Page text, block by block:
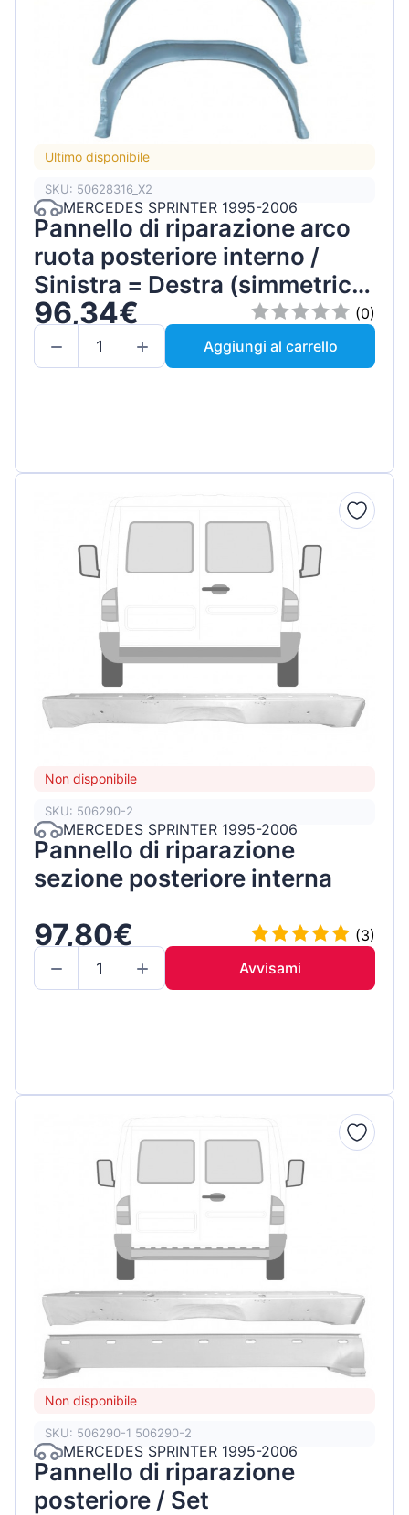
Ultimo disponibile
SKU: 50628316_X2
MERCEDES SPRINTER 1995-2006
Pannello di riparazione arco
ruota posteriore interno /
Sinistra = Destra (simmetrico)
/ Set
96,34€
(0)
Aggiungi al carrello
Non disponibile
SKU: 506290-2
MERCEDES SPRINTER 1995-2006
Pannello di riparazione
sezione posteriore interna
97,80€
(3)
Avvisami
Non disponibile
SKU: 506290-1 506290-2
MERCEDES SPRINTER 1995-2006
Pannello di riparazione
posteriore / Set